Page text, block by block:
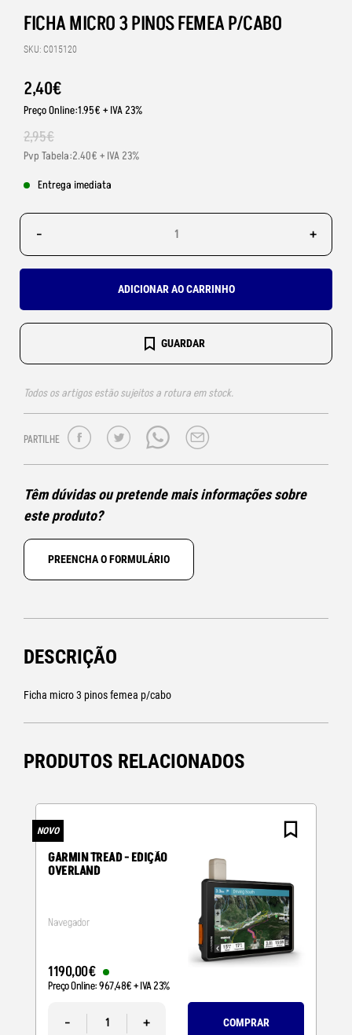
FICHA MICRO 3 PINOS FEMEA P/CABO
SKU: C015120
2,40€
Preço Online:1.95€ + IVA 23%
2,95€
Pvp Tabela:2.40€ + IVA 23%
Entrega imediata
- +
ADICIONAR AO CARRINHO
GUARDAR
Todos os artigos estão sujeitos a rotura em stock.
PARTILHE
Têm dúvidas ou pretende mais informações sobre
este produto?
PREENCHA O FORMULÁRIO
DESCRIÇÃO
Ficha micro 3 pinos femea p/cabo
PRODUTOS RELACIONADOS
NOVO
GARMIN TREAD - EDIÇÃO
OVERLAND
Navegador
1190,00€
Preço Online:967,48€+ IVA 23%
- + COMPRAR